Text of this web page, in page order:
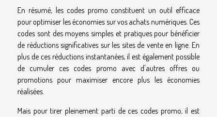
En résumé, les codes promo constituent un outil efficace
pour optimiser les économies sur vos achats numériques. Ces
codes sont des moyens simples et pratiques pour bénéficier
de réductions significatives sur les sites de vente en ligne. En
plus de ces réductions instantanées, il est également possible
de cumuler ces codes promo avec d'autres offres ou
promotions pour maximiser encore plus les économies
réalisées.
Mais pour tirer pleinement parti de ces codes promo, il est